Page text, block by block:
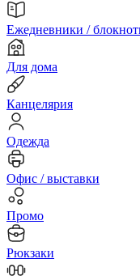
Ежедневники /
Для дома
Канцелярия
Одежда
Офис / выставки
Промо
Рюкзаки